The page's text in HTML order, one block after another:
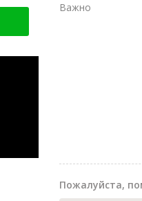
Важно
Пожалуйста,